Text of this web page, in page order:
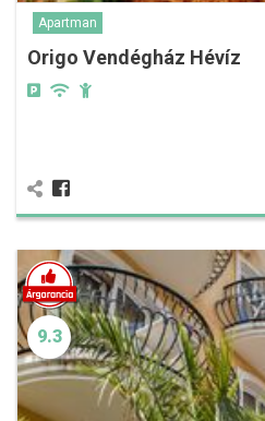
Apartman
Origo Vendégház Hévíz
9.3